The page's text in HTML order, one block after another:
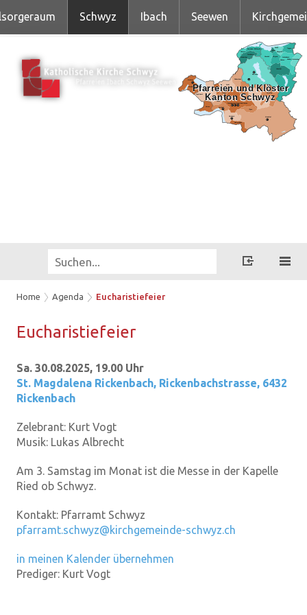
Schwyz Ibach Seewen
Home Agenda Eucharistiefeier
Eu­cha­ris­tie­fei­er
Sa. 30.08.2025, 19.00 Uhr
St. Magdalena Rickenbach, Rickenbachstrasse, 6432
Rickenbach
Zelebrant: Kurt Vogt
Musik: Lukas Albrecht
Am 3. Samstag im Monat ist die Messe in der Kapelle
Ried ob Schwyz.
Kontakt: Pfarramt Schwyz
pfarramt.schwyz@kirchgemeinde-schwyz.ch
in meinen Kalender übernehmen
Prediger: Kurt Vogt